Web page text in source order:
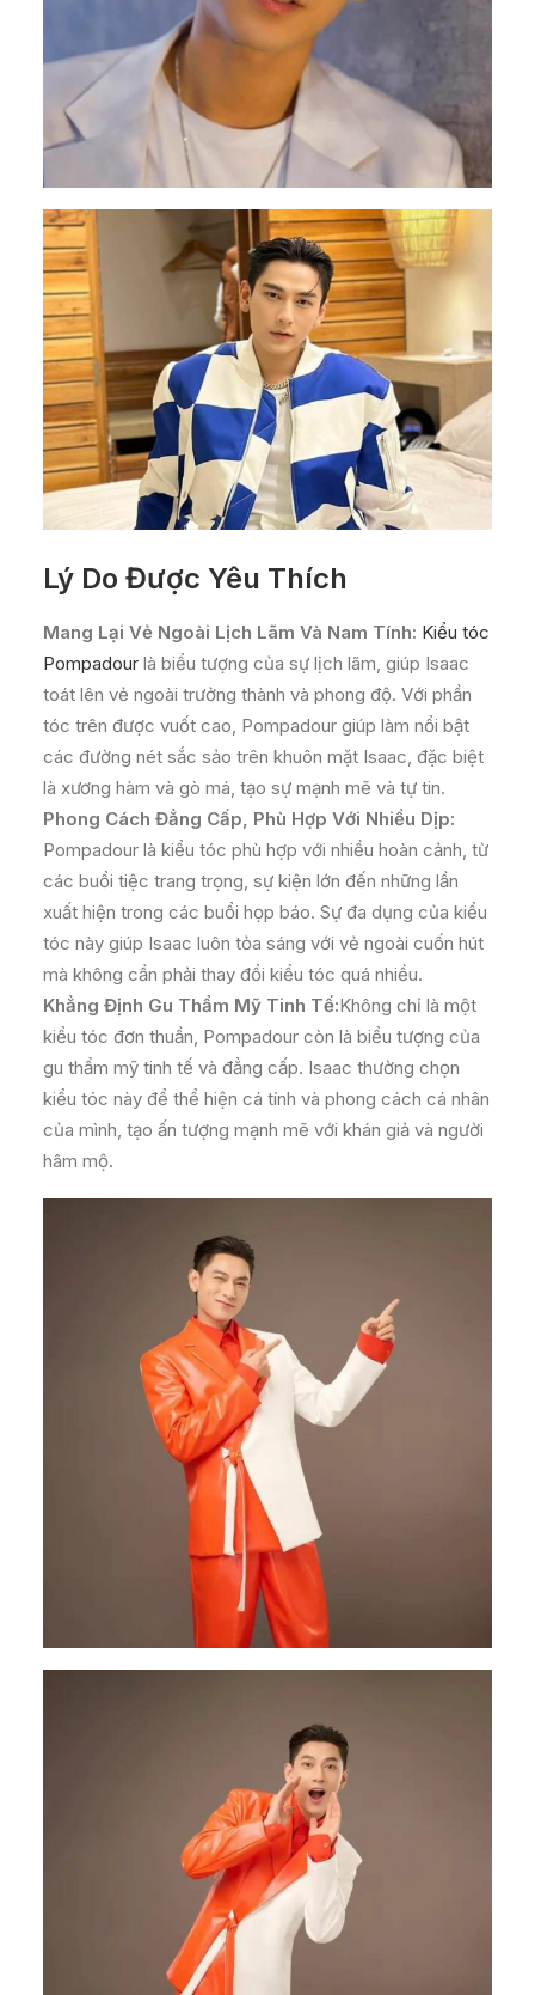
Lý Do Được Yêu Thích
Mang Lại Vẻ Ngoài Lịch Lãm Và Nam Tính: Kiểu tóc
Pompadour là biểu tượng của sự lịch lãm, giúp Isaac
toát lên vẻ ngoài trưởng thành và phong độ. Với phần
tóc trên được vuốt cao, Pompadour giúp làm nổi bật
các đường nét sắc sảo trên khuôn mặt Isaac, đặc biệt
là xương hàm và gò má, tạo sự mạnh mẽ và tự tin.
Phong Cách Đẳng Cấp, Phù Hợp Với Nhiều Dịp:
Pompadour là kiểu tóc phù hợp với nhiều hoàn cảnh, từ
các buổi tiệc trang trọng, sự kiện lớn đến những lần
xuất hiện trong các buổi họp báo. Sự đa dụng của kiểu
tóc này giúp Isaac luôn tỏa sáng với vẻ ngoài cuốn hút
mà không cần phải thay đổi kiểu tóc quá nhiều.
Khẳng Định Gu Thẩm Mỹ Tinh Tế:Không chỉ là một
kiểu tóc đơn thuần, Pompadour còn là biểu tượng của
gu thẩm mỹ tinh tế và đẳng cấp. Isaac thường chọn
kiểu tóc này để thể hiện cá tính và phong cách cá nhân
của mình, tạo ấn tượng mạnh mẽ với khán giả và người
hâm mộ.